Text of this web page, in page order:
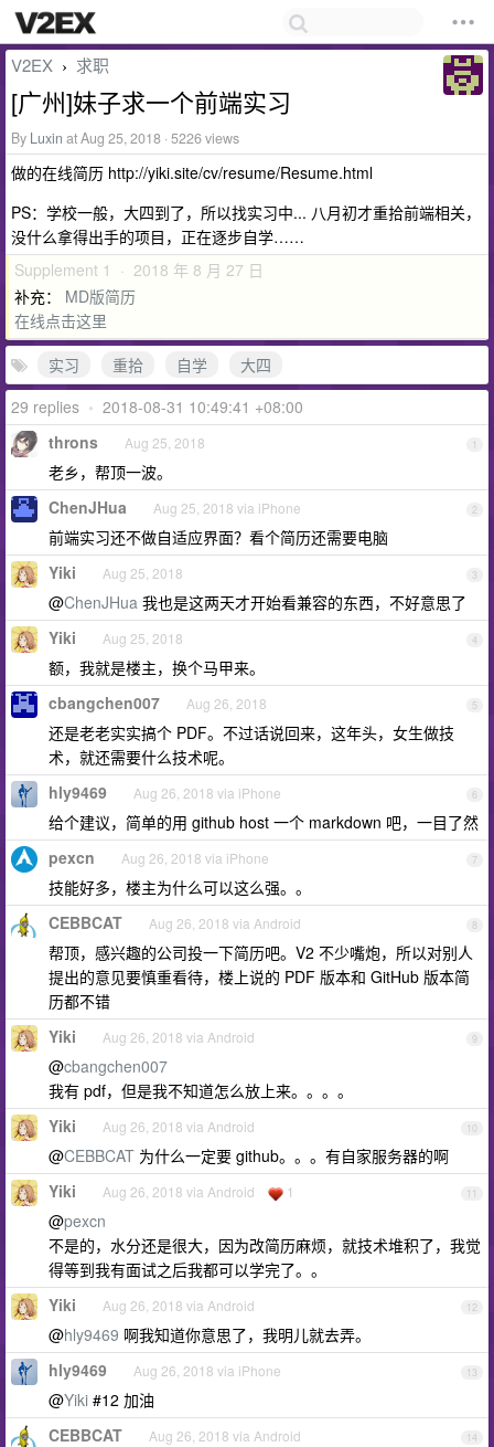
V2EX › 求职
[广州]妹子求一个前端实习
By Luxin at Aug 25, 2018 · 5226 views
做的在线简历 http://yiki.site/cv/resume/Resume.html
PS：学校一般，大四到了，所以找实习中... 八月初才重拾前端相关，
没什么拿得出手的项目，正在逐步自学……
Supplement 1 · 2018 年 8 月 27 日
补充： MD版简历
在线点击这里
实习
重拾 自学
大四
29 replies • 2018-08-31 10:49:41 +08:00
1
throns Aug 25, 2018
老乡，帮顶一波。
2
ChenJHua Aug 25, 2018 via iPhone
前端实习还不做自适应界面？看个简历还需要电脑
3
Yiki Aug 25, 2018
@ChenJHua 我也是这两天才开始看兼容的东西，不好意思了
4
Yiki Aug 25, 2018
额，我就是楼主，换个马甲来。
5
cbangchen007 Aug 26, 2018
还是老老实实搞个 PDF。不过话说回来，这年头，女生做技
术，就还需要什么技术呢。
6
hly9469 Aug 26, 2018 via iPhone
给个建议，简单的用 github host 一个 markdown 吧，一目了然
7
pexcn Aug 26, 2018 via iPhone
技能好多，楼主为什么可以这么强。。
8
CEBBCAT Aug 26, 2018 via Android
帮顶，感兴趣的公司投一下简历吧。V2 不少嘴炮，所以对别人
提出的意见要慎重看待，楼上说的 PDF 版本和 GitHub 版本简
历都不错
9
Yiki Aug 26, 2018 via Android
@cbangchen007
我有 pdf，但是我不知道怎么放上来。。。。
10
Yiki Aug 26, 2018 via Android
@CEBBCAT 为什么一定要 github。。。有自家服务器的啊
11
Yiki Aug 26, 2018 via Android 1
@pexcn
不是的，水分还是很大，因为改简历麻烦，就技术堆积了，我觉
得等到我有面试之后我都可以学完了。。
12
Yiki Aug 26, 2018 via Android
@hly9469 啊我知道你意思了，我明儿就去弄。
13
hly9469 Aug 26, 2018 via iPhone
@Yiki #12 加油
14
CEBBCAT Aug 26, 2018 via Android